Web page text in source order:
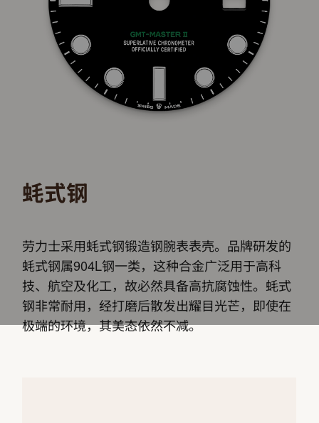
蚝式钢
劳力士采用蚝式钢锻造钢腕表表壳。品牌研发的
蚝式钢属904L钢一类，这种合金广泛用于高科
技、航空及化工，故必然具备高抗腐蚀性。蚝式
钢非常耐用，经打磨后散发出耀目光芒，即使在
极端的环境，其美态依然不减。